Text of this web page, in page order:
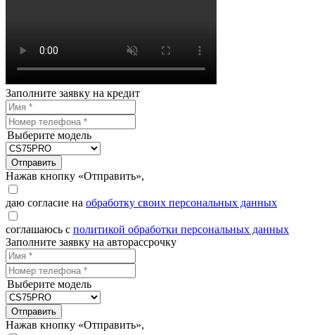
Заполните заявку на кредит
Выберите модель
Отправить
Нажав кнопку «Отправить»,
даю согласие на обработку своих персональных данных
соглашаюсь с политикой обработки персональных данных
Заполните заявку на авторассрочку
Выберите модель
Отправить
Нажав кнопку «Отправить»,